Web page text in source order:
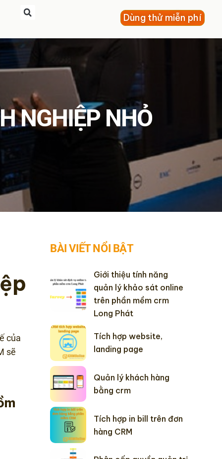
Dùng thử miễn phí
NGHIỆP NHỎ
của
sẽ
BÀI VIẾT NỔI BẬT
Giới thiệu tính năng
quản lý khảo sát online
trên phần mềm crm
Long Phát
Tích hợp website,
landing page
Quản lý khách hàng
bằng crm
Tích hợp in bill trên đơn
hàng CRM